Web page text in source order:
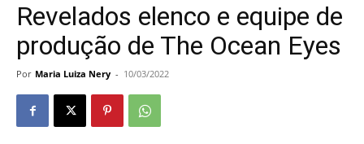
Revelados elenco e equipe de
produção de The Ocean Eyes
Por Maria Luiza Nery - 10/03/2022